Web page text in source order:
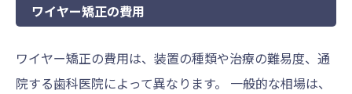
ワイヤー矯正の費用
ワイヤー矯正の費用は、装置の種類や治療の難易度、通
院する歯科医院によって異なります。 一般的な相場は、